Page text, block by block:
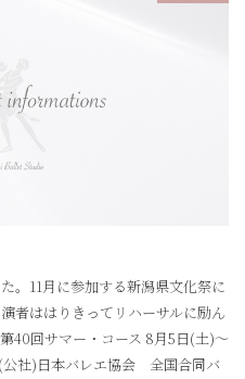
。11月に参加する新潟県文化祭に
者ははりきってリハーサルに励ん
40回サマー・コース 8月5日(土)〜
社)日本バレエ協会 全国合同バ